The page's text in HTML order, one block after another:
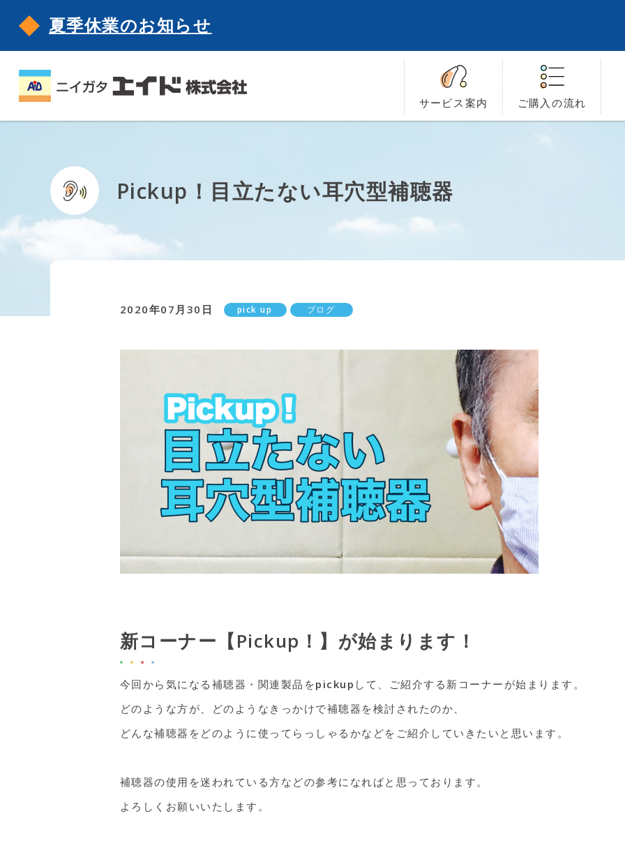
夏季休業のお知らせ
サービス 案内 ご購入の流れ
Pickup！目立たない耳穴型補聴器
2020年07月30日 pick up ブログ
新コーナー【Pickup！】が始まります！
今回から気になる補聴器・関連製品をpickupして、ご紹介する新コーナーが始まります。
どのような方が、どのようなきっかけで補聴器を検討されたのか、
どんな補聴器をどのように使ってらっしゃるかなどをご紹介していきたいと思います。
補聴器の使用を迷われている方などの参考になればと思っております。
よろしくお願いいたします。